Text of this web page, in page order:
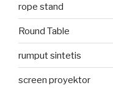
rope stand
Round Table
rumput sintetis
screen proyektor